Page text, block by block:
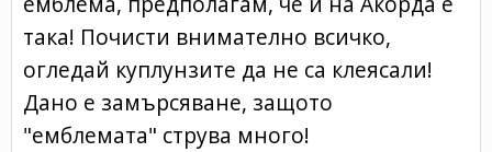
така! Почисти внимателно всичко,
огледай куплунзите да не са клеясали!
Дано е замърсяване, защото
"емблемата" струва много!